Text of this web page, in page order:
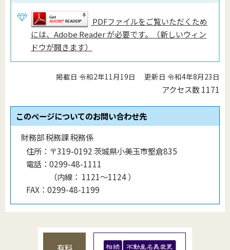
PDFファイルをご覧いただくため
には、Adobe Reader が必要です。（新しいウィン
ドウが開きます）
掲載日 令和2年11月19日 更新日 令和4年8月23日
アクセス数1171
このページについてのお問い合わせ先
財務部 税務課 税務係
住所： 〒319-0192 茨城県小美玉市堅倉835
電話： 0299-48-1111
（内線 ： 1121〜1124）
FAX： 0299-48-1199
有料